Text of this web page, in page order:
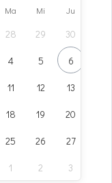
Ma Mi Ju
28 29 30
4 5 6
11 12 13
18 19 20
25 26 27
1 2 3